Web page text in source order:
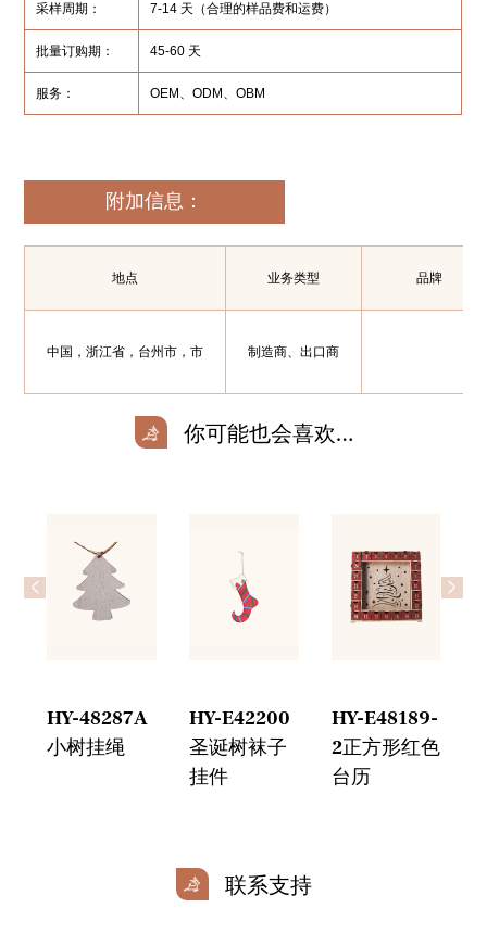
采样周期： 7-14 天（合理的样品费和运费）
批量订购期： 45-60 天
服务： OEM、ODM、OBM
附加信息：
地点 业务类型 品牌
中国，浙江省，台州市，市 制造商、出口商
你可能也会喜欢…
HY-48287A
小树挂绳
HY-E42200
圣诞树袜子
挂件
HY-E48189-
2正方形红色
台历
< >
联系支持